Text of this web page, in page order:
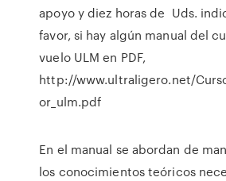
apoyo y diez horas de Uds.
favor, si hay algún manual del
vuelo ULM en PDF,
http://www.ultraligero.net/
or_ulm.pdf
En el manual se abordan de
los conocimientos teóricos